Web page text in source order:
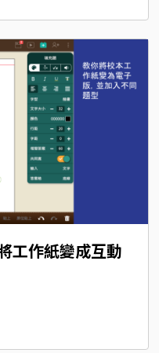
工作紙變成互動